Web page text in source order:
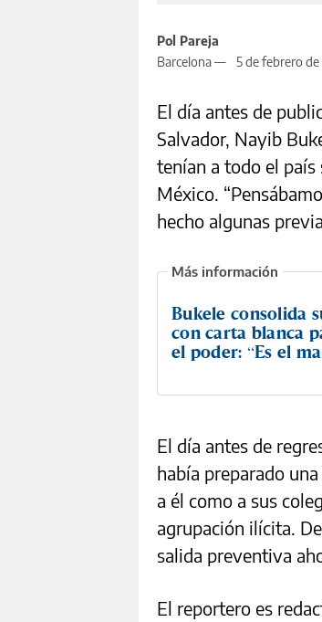
Pol Pareja
Barcelona —
5 de febrero
El día antes de
Salvador, Nayib
tenían a todo el
México.
hecho algunas
Bukele consolida
con carta blanca
el poder: “Es el
El día antes de
había preparado
a él como a sus
agrupación ilícita.
salida preventiva
El reportero es